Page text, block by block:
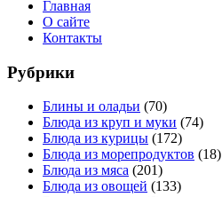
Главная
О сайте
Контакты
Рубрики
Блины и оладьи (70)
Блюда из круп и муки (74)
Блюда из курицы (172)
Блюда из морепродуктов (18)
Блюда из мяса (201)
Блюда из овощей (133)